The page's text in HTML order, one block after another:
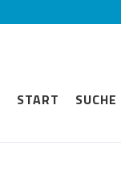
START SUCHE